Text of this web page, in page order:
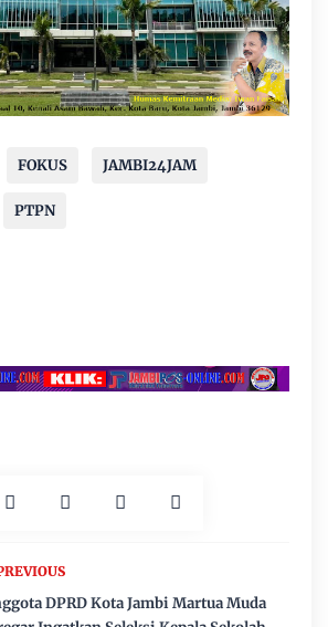
FOKUS JAMBI24JAM
PTPN
DPRD Kota Jambi Martua Muda